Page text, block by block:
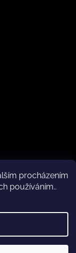
procházením
používáním..